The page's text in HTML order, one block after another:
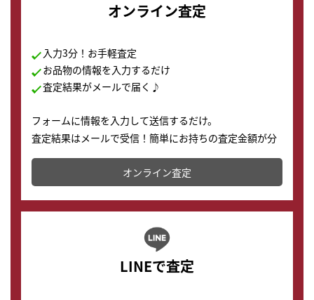
オンライン査定
入力3分！お手軽査定
お品物の情報を入力するだけ
査定結果がメールで届く♪
フォームに情報を入力して送信するだけ。
査定結果はメールで受信！簡単にお持ちの査定金額が分
かります。
オンライン査定
LINEで査定